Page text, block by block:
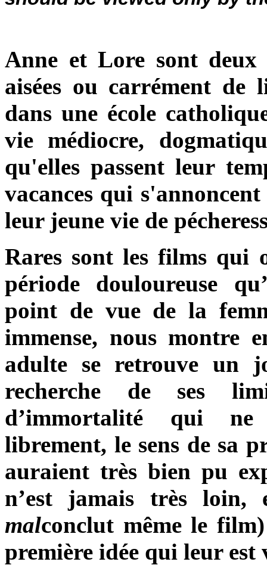
Anne et Lore sont deux
aisées ou carrément de
dans une école
vie médiocre,
qu'elles passent leur
vacances qui
leur jeune vie de
Rares sont les films qui
période douloureuse
point de vue de la
immense, nous montre
adulte se retrouve un
recherche de ses
d’immortalité qui ne
librement, le sens de sa
auraient très bien pu
n’est jamais très
malconclut même le
première idée qui leur est